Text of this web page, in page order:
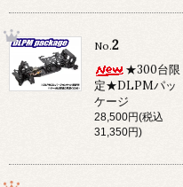
No.2
★300台限
定★DLPMパッ
ケージ
28,500円(税込
31,350円)